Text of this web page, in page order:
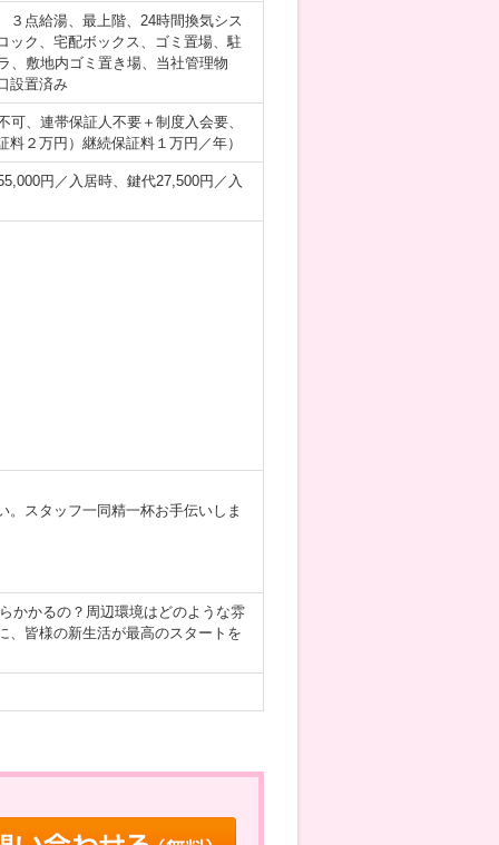
３点給湯、最上階、24時間換気シス
ック、宅配ボックス、ゴミ置場、駐
、敷地内ゴミ置き場、当社管理物
設置済み
、連帯保証人不要＋制度入会要、
２万円）継続保証料１万円／年）
円／入居時、鍵代27,500円／入
スタッフ一同精一杯お手伝いしま
かかるの？周辺環境はどのような雰
、皆様の新生活が最高のスタートを